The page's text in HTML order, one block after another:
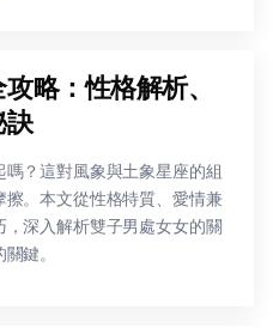
略：性格解析、
訣
？這對風象與土象星座的組
。本文從性格特質、愛情兼
深入解析雙子男處女女的關
鍵。